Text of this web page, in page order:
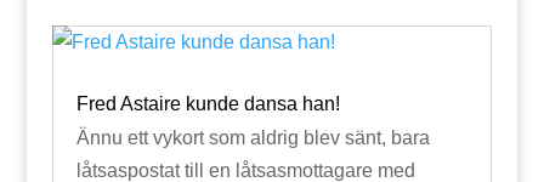
Fred Astaire kunde dansa han!
Ännu ett vykort som aldrig blev sänt, bara
låtsaspostat till en låtsasmottagare med